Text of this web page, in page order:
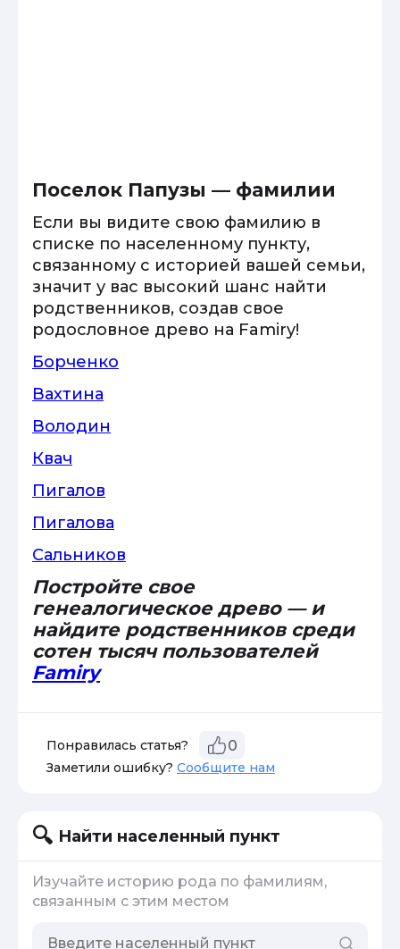
Поселок Папузы — фамилии
Если вы видите свою фамилию в
списке по населенному пункту,
связанному с историей вашей семьи,
значит у вас высокий шанс найти
родственников, создав свое
родословное древо на Famiry!
Борченко
Вахтина
Володин
Квач
Пигалов
Пигалова
Сальников
Постройте свое
генеалогическое древо — и
найдите родственников среди
сотен тысяч пользователей
Famiry
Понравилась статья? 0
Заметили ошибку? Сообщите нам
Найти населенный пункт
Изучайте историю рода по фамилиям,
связанным с этим местом